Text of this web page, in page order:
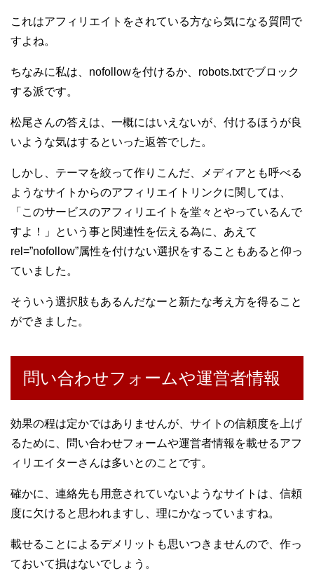
これはアフィリエイトをされている方なら気になる質問で
すよね。
ちなみに私は、nofollowを付けるか、robots.txtでブロック
する派です。
松尾さんの答えは、一概にはいえないが、付けるほうが良
いような気はするといった返答でした。
しかし、テーマを絞って作りこんだ、メディアとも呼べる
ようなサイトからのアフィリエイトリンクに関しては、
「このサービスのアフィリエイトを堂々とやっているんで
すよ！」という事と関連性を伝える為に、あえて
rel=”nofollow”属性を付けない選択をすることもあると仰っ
ていました。
そういう選択肢もあるんだなーと新たな考え方を得ること
ができました。
問い合わせフォームや運営者情報
効果の程は定かではありませんが、サイトの信頼度を上げ
るために、問い合わせフォームや運営者情報を載せるアフ
ィリエイターさんは多いとのことです。
確かに、連絡先も用意されていないようなサイトは、信頼
度に欠けると思われますし、理にかなっていますね。
載せることによるデメリットも思いつきませんので、作っ
ておいて損はないでしょう。